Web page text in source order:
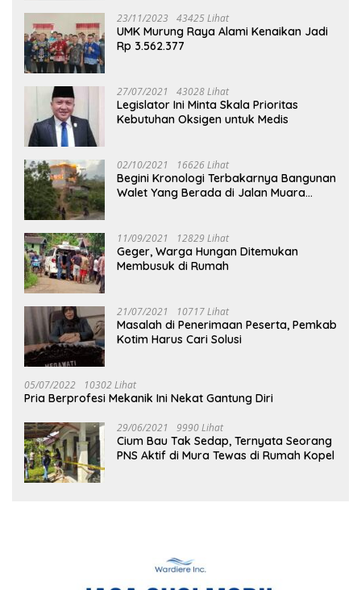
23/11/2023 43425 Lihat
UMK Murung Raya Alami Kenaikan Jadi
Rp 3.562.377
27/07/2021 43028 Lihat
Legislator Ini Minta Skala Prioritas
Kebutuhan Oksigen untuk Medis
02/10/2021 16626 Lihat
Begini Kronologi Terbakarnya Bangunan
Walet Yang Berada di Jalan Muara
11/09/2021 12829 Lihat
Geger, Warga Hungan Ditemukan
Membusuk di Rumah
21/07/2021 10717 Lihat
Masalah di Penerimaan Peserta, Pemkab
Kotim Harus Cari Solusi
05/07/2022 10302 Lihat
Pria Berprofesi Mekanik Ini Nekat Gantung Diri
29/06/2021 9990 Lihat
Cium Bau Tak Sedap, Ternyata Seorang
PNS Aktif di Mura Tewas di Rumah Kopel